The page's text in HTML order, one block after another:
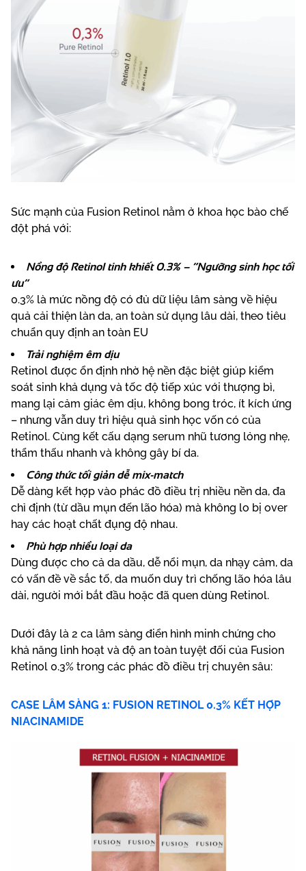
Sức mạnh của Fusion Retinol nằm ở khoa học bào chế
đột phá với:
Nồng độ Retinol tinh khiết 0.3% – “Ngưỡng sinh học tối
ưu”
0.3% là mức nồng độ có đủ dữ liệu lâm sàng về hiệu
quả cải thiện làn da, an toàn sử dụng lâu dài, theo tiêu
chuẩn quy định an toàn EU
Trải nghiệm êm dịu
Retinol được ổn định nhờ hệ nền đặc biệt giúp kiểm
soát sinh khả dụng và tốc độ tiếp xúc với thượng bì,
mang lại cảm giác êm dịu, không bong tróc, ít kích ứng
– nhưng vẫn duy trì hiệu quả sinh học vốn có của
Retinol. Cùng kết cấu dạng serum nhũ tương lỏng nhẹ,
thẩm thấu nhanh và không gây bí da.
Công thức tối giản dễ mix-match
Dễ dàng kết hợp vào phác đồ điều trị nhiều nền da, đa
chỉ định (từ dầu mụn đến lão hóa) mà không lo bị over
hay các hoạt chất đụng độ nhau.
Phù hợp nhiều loại da
Dùng được cho cả da dầu, dễ nổi mụn, da nhạy cảm, da
có vấn đề về sắc tố, da muốn duy trì chống lão hóa lâu
dài, người mới bắt đầu hoặc đã quen dùng Retinol.
Dưới đây là 2 ca lâm sàng điển hình minh chứng cho
khả năng linh hoạt và độ an toàn tuyệt đối của Fusion
Retinol 0.3% trong các phác đồ điều trị chuyên sâu:
CASE LÂM SÀNG 1: FUSION RETINOL 0.3% KẾT HỢP
NIACINAMIDE